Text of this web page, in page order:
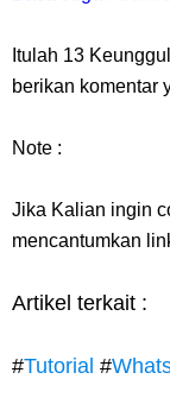
Itulah 13
berikan komentar
Note :
Jika Kalian ingin
mencantumkan
Artikel terkait :
#Tutorial #